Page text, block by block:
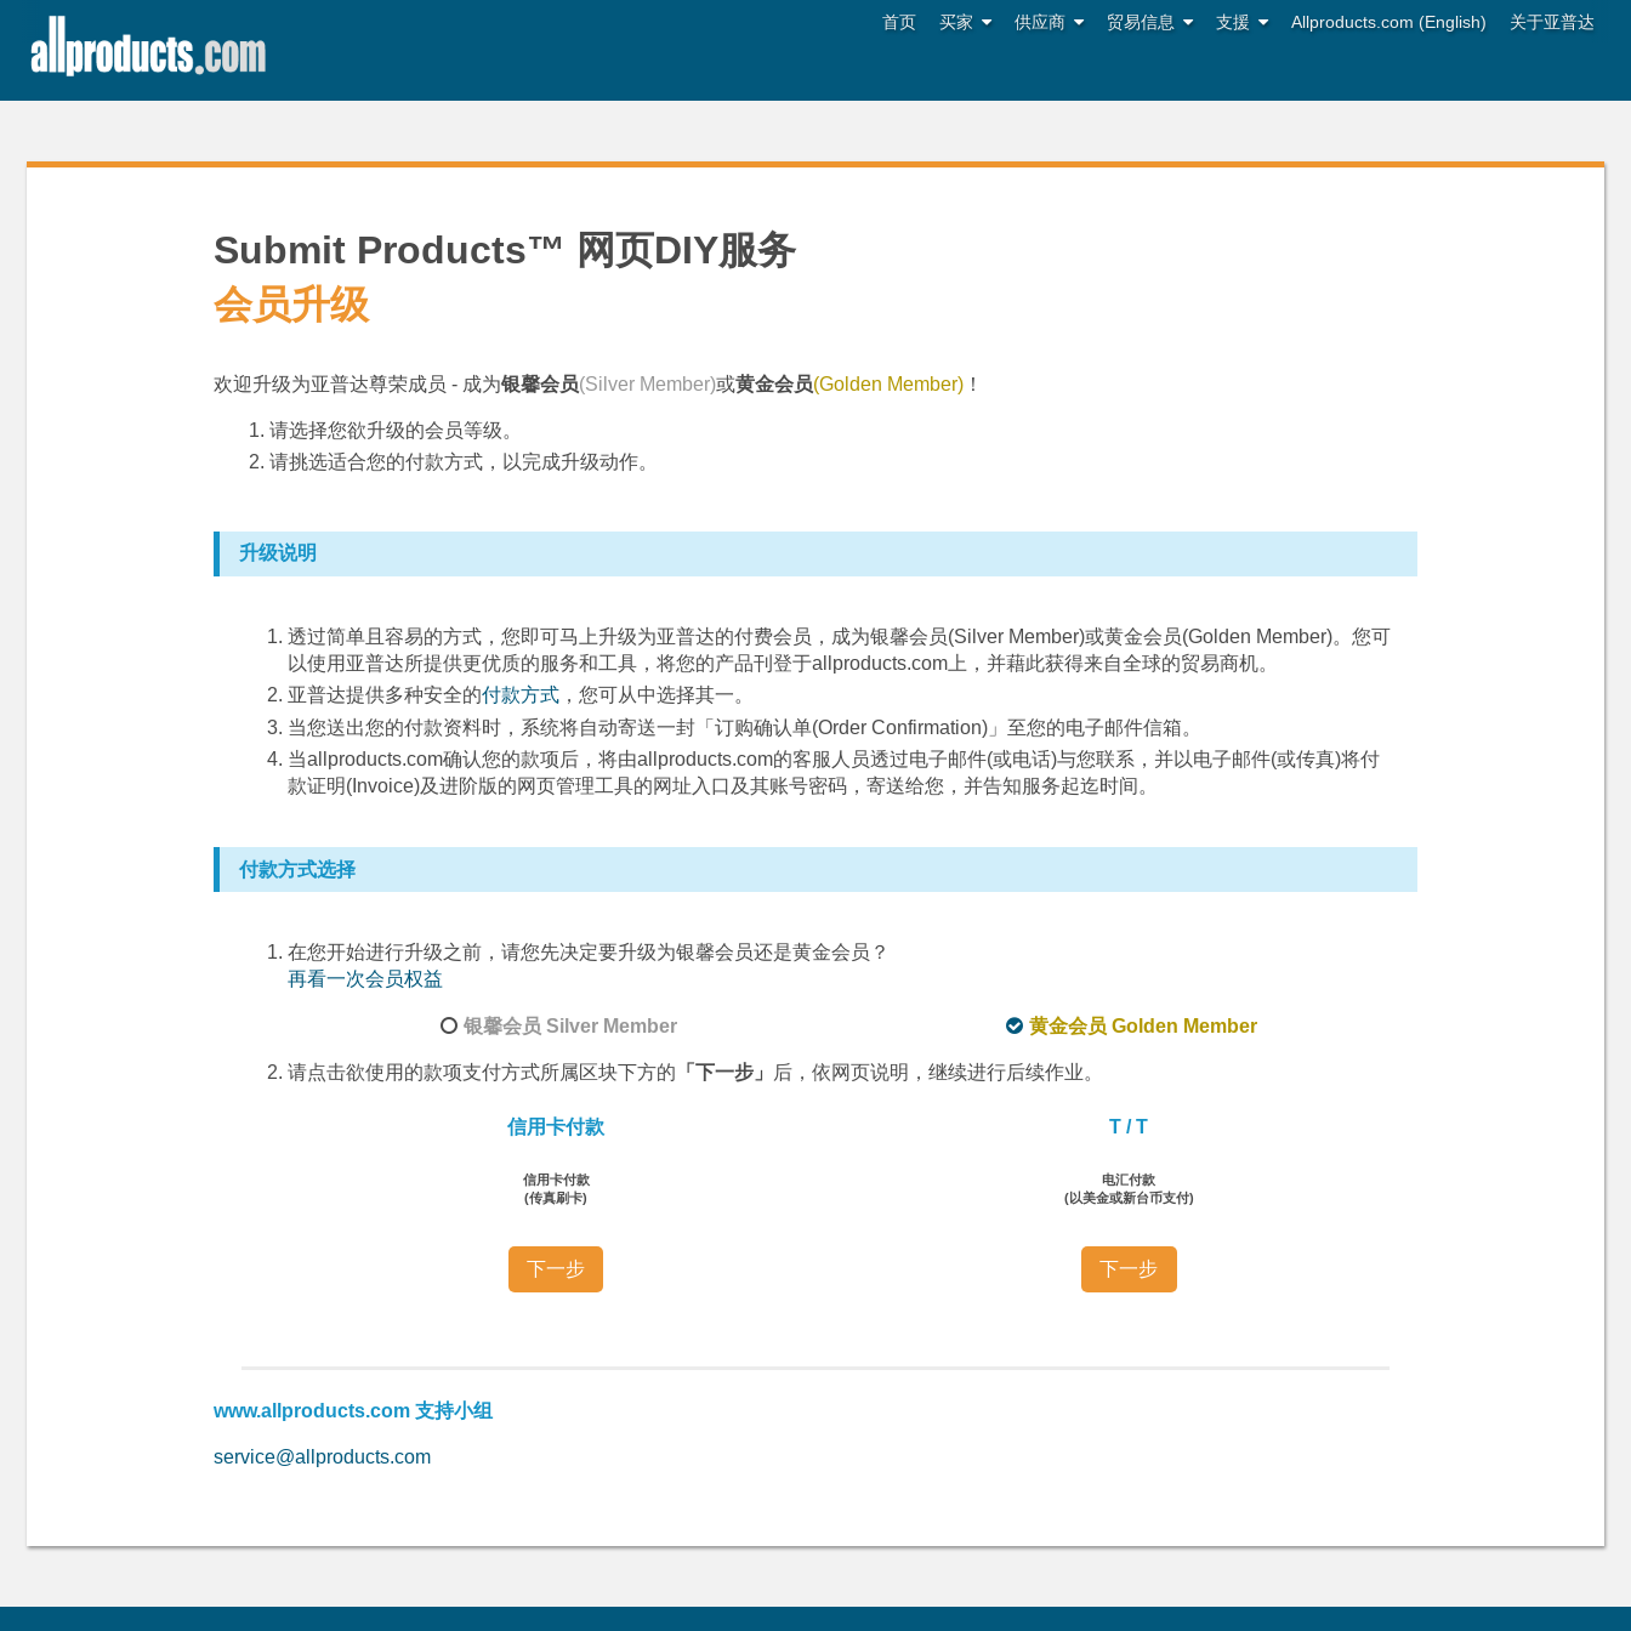
首页 买家 供应商 贸易信息 支援 Allproducts.com (English) 关于亚普达
Submit Products™ 网页DIY服务
会员升级
欢迎升级为亚普达尊荣成员 - 成为银馨会员(Silver Member)或黄金会员(Golden Member) ！
请选择您欲升级的会员等级。
请挑选适合您的付款方式，以完成升级动作。
升级说明
透过简单且容易的方式，您即可马上升级为亚普达的付费会员，成为银馨会员(Silver Member)或黄金会员(Golden Member)。您可
以使用亚普达所提供更优质的服务和工具，将您的产品刊登于allproducts.com上，并藉此获得来自全球的贸易商机。
亚普达提供多种安全的付款方式 ，您可从中选择其一。
当您送出您的付款资料时，系统将自动寄送一封「订购确认单(Order Confirmation)」至您的电子邮件信箱。
当allproducts.com确认您的款项后，将由allproducts.com的客服人员透过电子邮件(或电话)与您联系，并以电子邮件(或传真)将付
款证明(Invoice)及进阶版的网页管理工具的网址入口及其账号密码，寄送给您，并告知服务起迄时间。
付款方式选择
在您开始进行升级之前，请您先决定要升级为银馨会员还是黄金会员？
再看一次会员权益
银馨会员 Silver Member 黄金会员 Golden Member
请点击欲使用的款项支付方式所属区块下方的 「下一步」 后，依网页说明，继续进行后续作业。
信用卡付款
信用卡付款
(传真刷卡)
T / T
电汇付款
(以美金或新台币支付)
www.allproducts.com 支持小组
service@allproducts.com